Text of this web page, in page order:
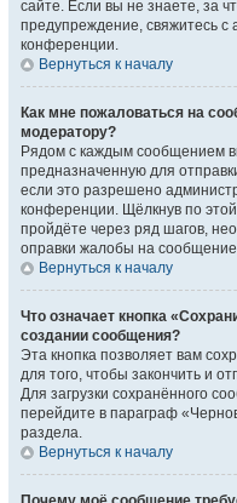
сайте. Если вы не знаете, за
предупреждение, свяжитесь с
конференции.
Вернуться к началу
Как мне пожаловаться на
модератору?
Рядом с каждым сообщением
предназначенную для
если это разрешено
конференции. Щёлкнув по
пройдёте через ряд шагов,
оправки жалобы на
Вернуться к началу
Что означает кнопка
создании сообщения?
Эта кнопка позволяет вам
для того, чтобы закончить и
Для загрузки сохранённого
перейдите в параграф
раздела.
Вернуться к началу